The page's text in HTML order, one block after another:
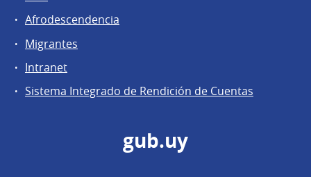
Afrodescendencia
Migrantes
Intranet
Sistema Integrado de Rendición de Cuentas
gub.uy